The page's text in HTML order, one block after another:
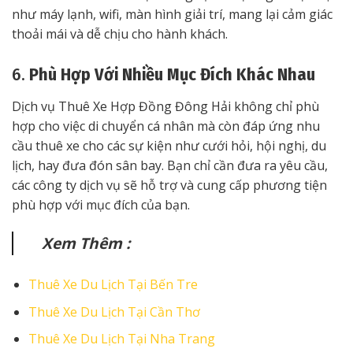
như máy lạnh, wifi, màn hình giải trí, mang lại cảm giác
thoải mái và dễ chịu cho hành khách.
6. Phù Hợp Với Nhiều Mục Đích Khác Nhau
Dịch vụ Thuê Xe Hợp Đồng Đông Hải không chỉ phù
hợp cho việc di chuyển cá nhân mà còn đáp ứng nhu
cầu thuê xe cho các sự kiện như cưới hỏi, hội nghị, du
lịch, hay đưa đón sân bay. Bạn chỉ cần đưa ra yêu cầu,
các công ty dịch vụ sẽ hỗ trợ và cung cấp phương tiện
phù hợp với mục đích của bạn.
Xem Thêm :
Thuê Xe Du Lịch Tại Bến Tre
Thuê Xe Du Lịch Tại Cần Thơ
Thuê Xe Du Lịch Tại Nha Trang